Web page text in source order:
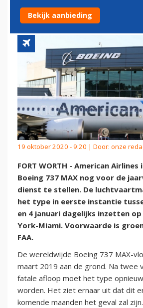
WEER IN DIENST
19 oktober 2020 - 9:20 | Door: onze
FORT WORTH - American
Boeing 737 MAX nog voor de
dienst te stellen. De
het type in eerste instantie
en 4 januari dagelijks inzetten
York-Miami. Voorwaarde is
FAA.
De wereldwijde Boeing 737 MAX-
maart 2019 aan de grond. Na twee
fatale afloop moet het type
worden. Het ziet ernaar uit dat dit
komende maanden het geval zal zijn.
Bekijk aanbieding